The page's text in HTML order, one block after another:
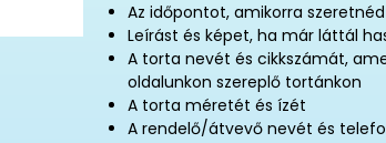
Az időpontot, amikorra
Leírást és képet, ha már láttál
A torta nevét és cikkszámát,
oldalunkon szereplő tortánkon
A torta méretét és ízét
A rendelő/átvevő nevét és